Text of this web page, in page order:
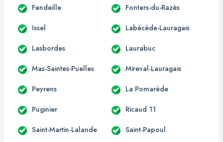
Fendeille Fonters-du-Razès
Issel Labécède-Lauragais
Lasbordes Laurabuc
Mas-Saintes-Puelles Mireval-Lauragais
Peyrens La Pomarède
Puginier Ricaud 11
Saint-Martin-Lalande Saint-Papoul